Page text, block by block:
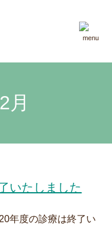
月
いたしました
年度の診療は終了い